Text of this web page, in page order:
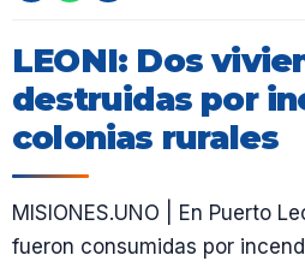
LEONI: Dos
destruidas por
colonias rurales
MISIONES.UNO | En Puerto
fueron consumidas por